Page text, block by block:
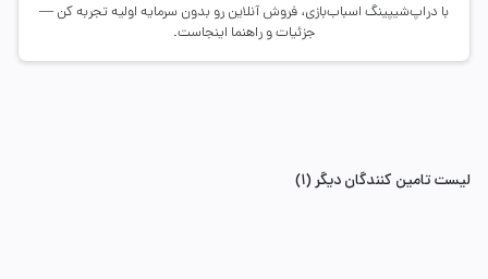
با دراپ‌شیپینگ اسباب‌بازی، فروش آنلاین رو بدون سرمایه اولیه تجربه کن —
جزئیات و راهنما اینجاست.
لیست تامین کنندگان دیگر (1)